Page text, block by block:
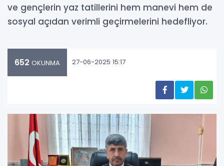
ve gençlerin yaz tatillerini hem manevi hem de
sosyal açıdan verimli geçirmelerini hedefliyor.
652 OKUNMA 27-06-2025 15:17